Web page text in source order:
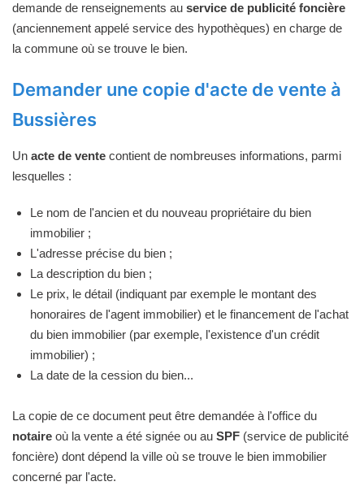
demande de renseignements au service de publicité foncière
(anciennement appelé service des hypothèques) en charge de
la commune où se trouve le bien.
Demander une copie d'acte de vente à
Bussières
Un acte de vente contient de nombreuses informations, parmi
lesquelles :
Le nom de l'ancien et du nouveau propriétaire du bien
immobilier ;
L'adresse précise du bien ;
La description du bien ;
Le prix, le détail (indiquant par exemple le montant des
honoraires de l'agent immobilier) et le financement de l'achat
du bien immobilier (par exemple, l'existence d'un crédit
immobilier) ;
La date de la cession du bien...
La copie de ce document peut être demandée à l'office du
notaire où la vente a été signée ou au SPF (service de publicité
foncière) dont dépend la ville où se trouve le bien immobilier
concerné par l'acte.